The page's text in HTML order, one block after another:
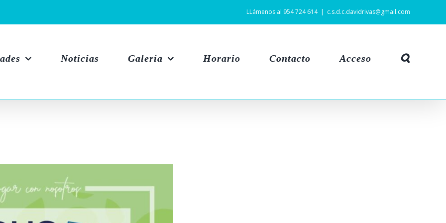
LLámenos al 954 724 614 | c.s.d.c.davidrivas@gmail.com
Noticias Galería Horario Contacto Acceso